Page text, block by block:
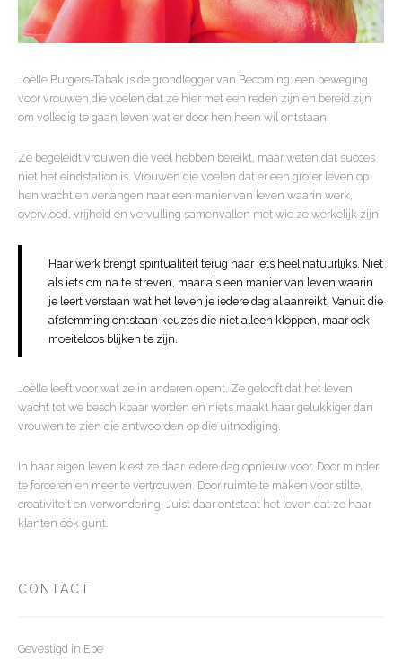
Joëlle Burgers-Tabak is de grondlegger van Becoming: een beweging
voor vrouwen die voelen dat ze hier met een reden zijn en bereid zijn
om volledig te gaan leven wat er door hen heen wil ontstaan.
Ze begeleidt vrouwen die veel hebben bereikt, maar weten dat succes
niet het eindstation is. Vrouwen die voelen dat er een groter leven op
hen wacht en verlangen naar een manier van leven waarin werk,
overvloed, vrijheid en vervulling samenvallen met wie ze werkelijk zijn.
Haar werk brengt spiritualiteit terug naar iets heel natuurlijks. Niet
als iets om na te streven, maar als een manier van leven waarin
je leert verstaan wat het leven je iedere dag al aanreikt. Vanuit die
afstemming ontstaan keuzes die niet alleen kloppen, maar ook
moeiteloos blijken te zijn.
Joëlle leeft voor wat ze in anderen opent. Ze gelooft dat het leven
wacht tot we beschikbaar worden en niets maakt haar gelukkiger dan
vrouwen te zien die antwoorden op die uitnodiging.
In haar eigen leven kiest ze daar iedere dag opnieuw voor. Door minder
te forceren en meer te vertrouwen. Door ruimte te maken voor stilte,
creativiteit en verwondering. Juist daar ontstaat het leven dat ze haar
klanten óók gunt.
CONTACT
Gevestigd in Epe